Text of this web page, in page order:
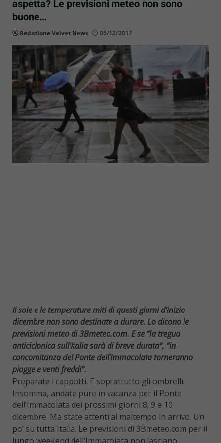
aspetta? Le previsioni meteo non sono
buone…
Redazione Velvet News 05/12/2017
Il sole e le temperature miti di questi giorni d’inizio
dicembre non sono destinate a durare. Lo dicono le
previsioni meteo di 3Bmeteo.com. E se “la tregua
anticiclonica sull’Italia sarà di breve durata”, “in
concomitanza del Ponte dell’Immacolata torneranno
piogge e venti freddi”.
Preparate i cappotti. E soprattutto gli ombrelli.
Insomma, andate pure in vacanza per il Ponte
dell’Immacolata dei prossimi giorni 8, 9 e 10
dicembre. Ma state attenti al maltempo in arrivo. Un
po’ su tutta Italia. Le previsioni di 3Bmeteo.com per il
lungo weekend dell’Immacolata non lasciano